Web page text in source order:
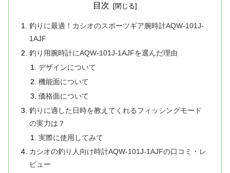
目次
釣りに最適！カシオのスポーツギア腕時計AQW-101J-
1AJF
釣り用腕時計にAQW-101J-1AJFを選んだ理由
デザインについて
機能面について
価格面について
釣りに適した日時を教えてくれるフィッシングモード
の実力は？
実際に使用してみて
カシオの釣り人向け時計AQW-101J-1AJFの口コミ・レ
ビュー